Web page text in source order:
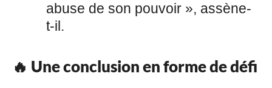
abuse de son pouvoir », assène-
t-il.
🔥 Une conclusion en forme de défi